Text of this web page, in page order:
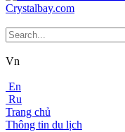
Vn
En
Ru
Trang chủ
Thông tin du lịch